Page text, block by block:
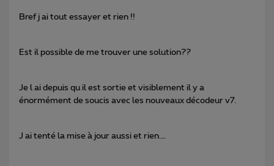
Bref j ai tout essayer et rien !!
Est il possible de me trouver une solution??
Je l ai depuis qu il est sortie et visiblement il y a
énormément de soucis avec les nouveaux décodeur v7.
J ai tenté la mise à jour aussi et rien.…